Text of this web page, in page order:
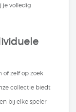
je volledig
zelf op zoek
collectie biedt
bij elke speler